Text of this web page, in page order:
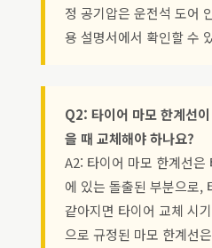
정 공기압은 운전석 도어
용 설명서에서 확인할 수
Q2: 타이어 마모 한계선
을 때 교체해야 하나요?
A2: 타이어 마모 한계선은
에 있는 돌출된 부분으로,
같아지면 타이어 교체 시
으로 규정된 마모 한계선